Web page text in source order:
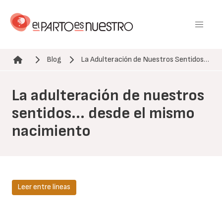
contenido
Ruta de navegación
Blog La Adulteración de Nuestros Sentidos…
La adulteración de nuestros
sentidos... desde el mismo
nacimiento
Leer entre líneas